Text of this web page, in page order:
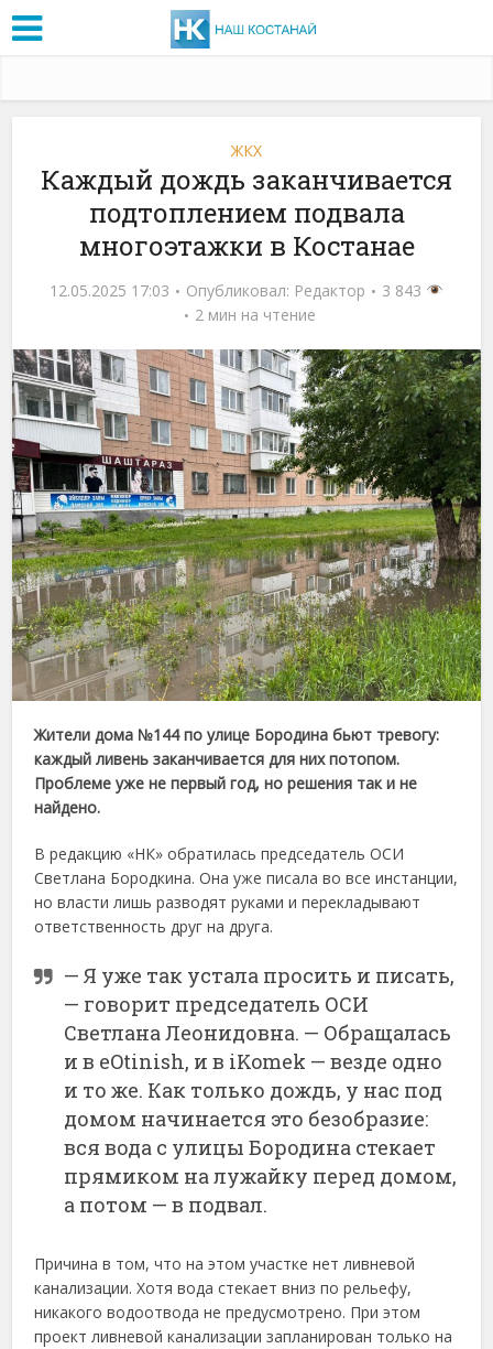
ЖКХ
Каждый дождь заканчивается
подтоплением подвала
многоэтажки в Костанае
12.05.2025 17:03 Опубликовал: Редактор
3 843
2 мин на чтение
Жителидома №144поулице Бородинабьют тревогу:
каждыйливеньзаканчиваетсядлянихпотопом.
Проблемеуженепервыйгод,норешения такине
найдено.
Вредакцию «НК»обратиласьпредседательОСИ
Светлана Бородкина.Онаужеписалавовсеинстанции,
новластилишьразводятрукамииперекладывают
ответственностьдругнадруга.
—Я уже так устала просить и писать,
— говорит председатель ОСИ
СветланаЛеонидовна. — Обращалась
ив eOtinish, ив iKomek —везде одно
и тоже. Как только дождь, у нас под
домом начинается это безобразие:
всявода с улицыБородина стекает
прямиком налужайку перед домом,
а потом —в подвал.
Причинав том,чтонаэтомучасткенетливневой
канализации.Хотяводастекаетвнизпорельефу,
никакоговодоотводанепредусмотрено. Приэтом
проектливневойканализациизапланирован толькона